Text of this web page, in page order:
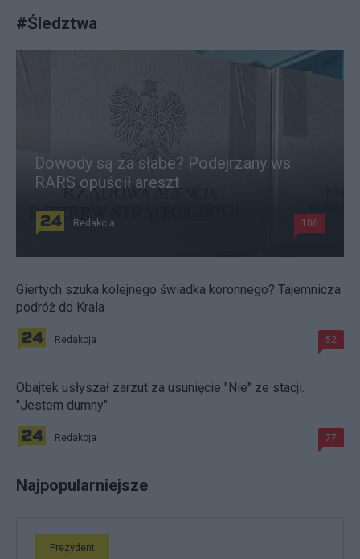
#Śledztwa
Dowody są za słabe? Podejrzany ws.
RARS opuścił areszt
Redakcja 106
Giertych szuka kolejnego świadka koronnego? Tajemnicza
podróż do Krala
Redakcja 52
Obajtek usłyszał zarzut za usunięcie "Nie" ze stacji.
"Jestem dumny"
Redakcja 77
Najpopularniejsze
Prezydent